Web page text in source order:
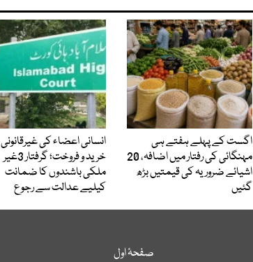
اگست کے پہلے ہفتے ہی
مہنگائی کی رفتار میں اضافہ، 20
اشیائے ضروریہ کی قیمتیں بڑھ
گئیں
انسانی اعضاء کی غیرقانونی
خرید و فروخت؛ گرفتار 3غیر
ملکی باشندوں کا ضمانت
کیلیے عدالت سے رجوع
صفحۂ اول